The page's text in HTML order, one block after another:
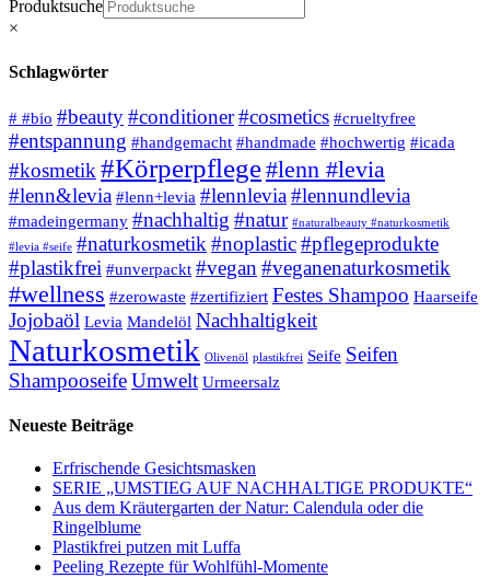
Produktsuche
×
Schlagwörter
# #bio #beauty#conditioner#cosmetics #crueltyfree
#entspannung #handgemacht #handmade #hochwertig #icada
#kosmetik #Körperpflege#lenn #levia
#lenn&levia #lenn+levia #lennlevia#lennundlevia
#madeingermany #nachhaltig #natur #naturalbeauty #naturkosmetik
#levia #seife #naturkosmetik #noplastic#pflegeprodukte
#plastikfrei #unverpackt #vegan #veganenaturkosmetik
#wellness #zerowaste #zertifiziert Festes Shampoo Haarseife
Jojobaöl Levia Mandelöl Nachhaltigkeit
Naturkosmetik Olivenöl plastikfrei Seife Seifen
ShampooseifeUmwelt Urmeersalz
Neueste Beiträge
Erfrischende Gesichtsmasken
SERIE „UMSTIEG AUF NACHHALTIGE PRODUKTE“
Aus dem Kräutergarten der Natur: Calendula oder die
Ringelblume
Plastikfrei putzen mit Luffa
Peeling Rezepte für Wohlfühl-Momente